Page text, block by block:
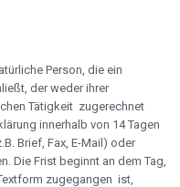
Person, die ein
der weder ihrer
Tätigkeit zugerechnet
innerhalb von 14 Tagen
Brief, Fax, E-Mail) oder
Die Frist beginnt an dem Tag,
zugegangen ist,